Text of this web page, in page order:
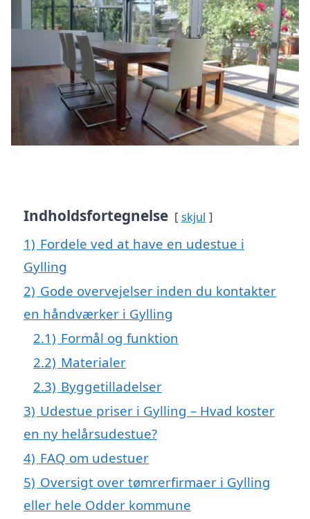
Indholdsfortegnelse skjul
1) Fordele ved at have en udestue i
Gylling
2) Gode overvejelser inden du kontakter
en håndværker i Gylling
2.1) Formål og funktion
2.2) Materialer
2.3) Byggetilladelser
3) Udestue priser i Gylling – Hvad koster
en ny helårsudestue?
4) FAQ om udestuer
5) Oversigt over tømrerfirmaer i Gylling
eller hele Odder kommune